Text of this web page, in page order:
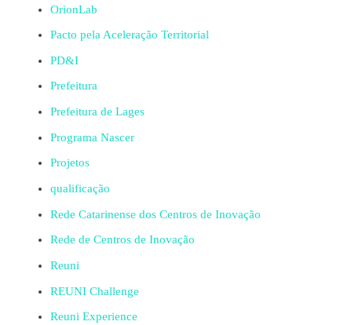
OrionLab
Pacto pela Aceleração Territorial
PD&I
Prefeitura
Prefeitura de Lages
Programa Nascer
Projetos
qualificação
Rede Catarinense dos Centros de Inovação
Rede de Centros de Inovação
Reuni
REUNI Challenge
Reuni Experience